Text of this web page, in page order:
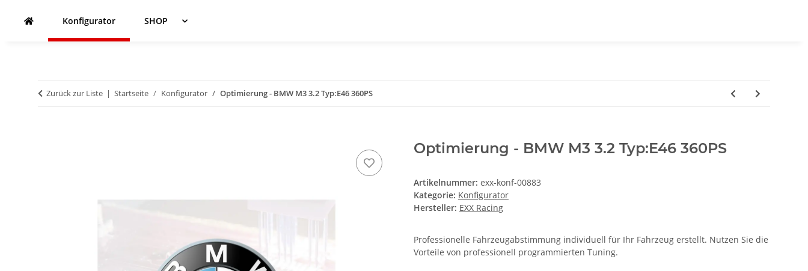
Konfigurator SHOP
Zurück zur Liste Startseite Konfigurator Optimierung - BMW M3 3.2 Typ:E46 360PS
Optimierung - BMW M3 3.2 Typ:E46 360PS
Artikelnummer: exx-konf-00883
Kategorie: Konfigurator
Hersteller: EXX Racing
Professionelle Fahrzeugabstimmung individuell für Ihr Fahrzeug erstellt. Nutzen Sie die
Vorteile von professionell programmierten Tuning.